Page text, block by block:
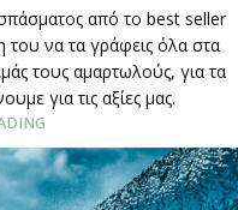
από το best seller
να τα γράφεις όλα στα
τους αμαρτωλούς, για τα
για τις αξίες μας.